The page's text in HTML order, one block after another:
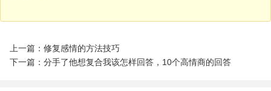
上一篇：修复感情的方法技巧
下一篇：分手了他想复合我该怎样回答，10个高情商的回答